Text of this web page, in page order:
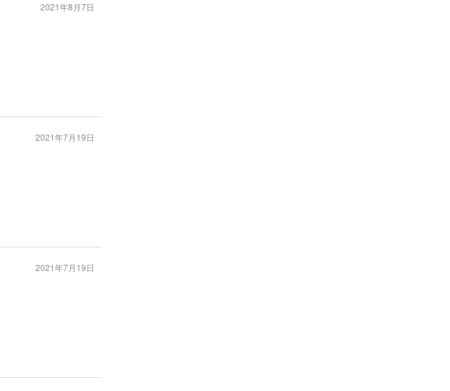
2021年8月7日
2021年7月19日
2021年7月19日